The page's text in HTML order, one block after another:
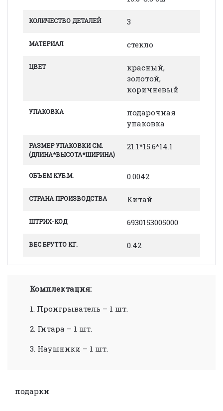
КОЛИЧЕСТВО ДЕТАЛЕЙ 3
МАТЕРИАЛ стекло
ЦВЕТ
красный,
золотой,
коричневый
УПАКОВКА
подарочная
упаковка
РАЗМЕР УПАКОВКИ СМ.
(ДЛИНА*ВЫСОТА*ШИРИНА)
21.1*15.6*14.1
ОБЪЕМ КУБ.М. 0.0042
СТРАНА ПРОИЗВОДСТВА Китай
ШТРИХ-КОД 6930153005000
ВЕС БРУТТО КГ. 0.42
Комплектация:
1. Проигрыватель – 1 шт.
2. Гитара – 1 шт.
3. Наушники – 1 шт.
подарки